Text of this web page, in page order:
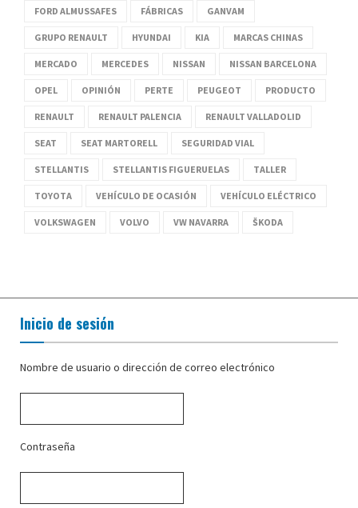
FORD ALMUSSAFES FÁBRICAS GANVAM
GRUPO RENAULT HYUNDAI KIA MARCAS CHINAS
MERCADO MERCEDES NISSAN NISSAN BARCELONA
OPEL OPINIÓN PERTE PEUGEOT PRODUCTO
RENAULT RENAULT PALENCIA RENAULT VALLADOLID
SEAT SEAT MARTORELL SEGURIDAD VIAL
STELLANTIS STELLANTIS FIGUERUELAS TALLER
TOYOTA VEHÍCULO DE OCASIÓN VEHÍCULO ELÉCTRICO
VOLKSWAGEN VOLVO VW NAVARRA ŠKODA
Inicio de sesión
Nombre de usuario o dirección de correo electrónico
Contraseña